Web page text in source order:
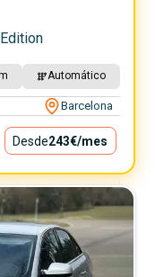
Automático
Barcelona
Desde243€/mes